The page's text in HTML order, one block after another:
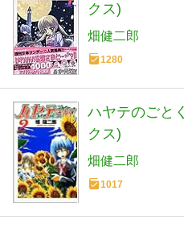
クス)
畑健二郎
1280
ハヤテのごと
クス)
畑健二郎
1017